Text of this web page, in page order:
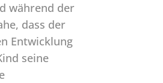
während der
dass der
Entwicklung
seine